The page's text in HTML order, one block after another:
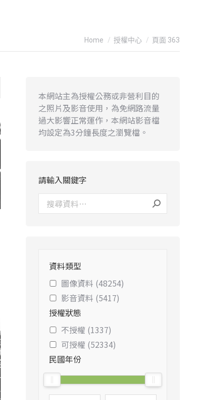
You are here:
Home 授權中心 頁面 363
本網站主為授權公務或非營利目的
之照片及影音使用，為免網路流量
過大影響正常運作，本網站影音檔
均設定為3分鐘長度之瀏覽檔。
請輸入關鍵字
資料類型
圖像資料 (48254)
影音資料 (5417)
授權狀態
不授權 (1337)
可授權 (52334)
民國年份